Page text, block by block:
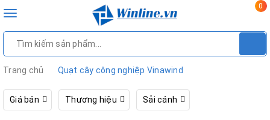
Toggle
0
Trang chủ Quạt cây công nghiệp Vinawind
Giá bán Thương hiệu Sải cánh